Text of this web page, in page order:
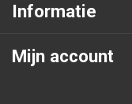
Informatie
Mijn account